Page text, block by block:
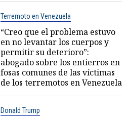
Terremoto en Venezuela
“Creo que el problema estuvo
en no levantar los cuerpos y
permitir su deterioro”:
abogado sobre los entierros en
fosas comunes de las víctimas
de los terremotos en Venezuela
Donald Trump